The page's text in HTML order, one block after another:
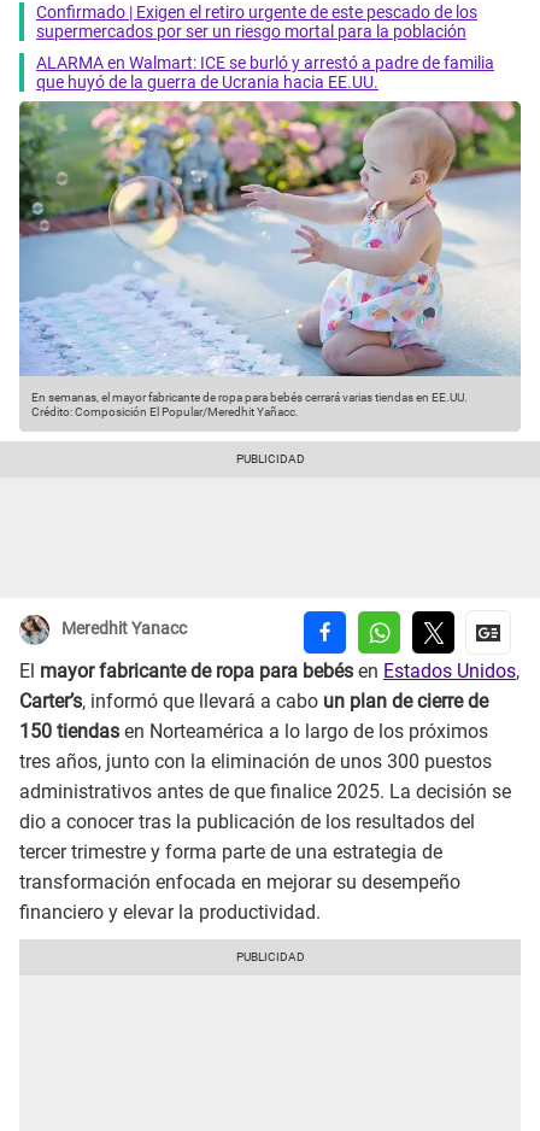
Confirmado | Exigen el retiro urgente de este pescado de los
supermercados por ser un riesgo mortal para la población
ALARMA en Walmart: ICE se burló y arrestó a padre de familia
que huyó de la guerra de Ucrania hacia EE.UU.
En semanas, el mayor fabricante de ropa para bebés cerrará varias tiendas en EE.UU.
Crédito: Composición El Popular/Meredhit Yañacc.
Meredhit Yanacc
El mayor fabricante de ropa para bebés en Estados Unidos,
Carter’s, informó que llevará a cabo un plan de cierre de
150 tiendas en Norteamérica a lo largo de los próximos
tres años, junto con la eliminación de unos 300 puestos
administrativos antes de que finalice 2025. La decisión se
dio a conocer tras la publicación de los resultados del
tercer trimestre y forma parte de una estrategia de
transformación enfocada en mejorar su desempeño
financiero y elevar la productividad.